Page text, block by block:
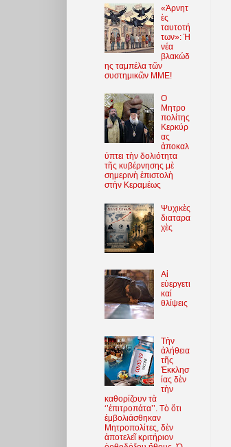
«Ἀρνητ
ὲς
ταυτοτή
των»: Ἡ
νέα
βλακώδ
ης ταμπέλα τῶν
συστημικῶν ΜΜΕ!
O
Μητρο
πολίτης
Κερκύρ
ας
ἀποκαλ
ύπτει τὴν δολιότητα
τῆς κυβέρνησης μὲ
σημερινὴ ἐπιστολὴ
στὴν Κεραμέως
Ψυχικὲς
διαταρα
χὲς
Αἱ
εὐεργετι
καί
θλίψεις
Τὴν
ἀλήθεια
τῆς
Ἐκκλησ
ίας δὲν
τὴν
καθορίζουν τὰ
‘’ἐπιτροπάτα’’. Τὸ ὅτι
ἐμβολιάσθηκαν
Μητροπολίτες, δὲν
ἀποτελεῖ κριτήριον